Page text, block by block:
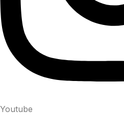
Youtube